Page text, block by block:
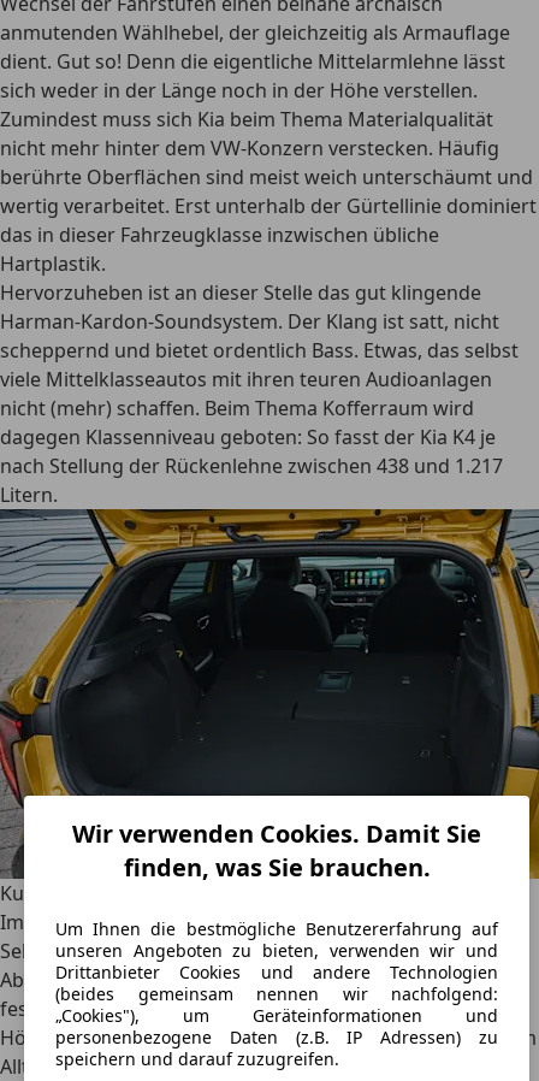
Wir verwenden Cookies. Damit Sie
finden, was Sie brauchen.
Um Ihnen die bestmögliche Benutzererfahrung auf
unseren Angeboten zu bieten, verwenden wir und
Drittanbieter Cookies und andere Technologien
(beides gemeinsam nennen wir nachfolgend:
„Cookies"), um Geräteinformationen und
personenbezogene Daten (z.B. IP Adressen) zu
speichern und darauf zuzugreifen.
anmutenden Wählhebel, der gleichzeitig als Armauflage
dient. Gut so! Denn die eigentliche Mittelarmlehne lässt
sich weder in der Länge noch in der Höhe verstellen.
Zumindest muss sich Kia beim Thema Materialqualität
nicht mehr hinter dem VW-Konzern verstecken. Häufig
berührte Oberflächen sind meist weich unterschäumt und
wertig verarbeitet. Erst unterhalb der Gürtellinie dominiert
das in dieser Fahrzeugklasse inzwischen übliche
Hartplastik.
Hervorzuheben ist an dieser Stelle das gut klingende
Harman-Kardon-Soundsystem. Der Klang ist satt, nicht
scheppernd und bietet ordentlich Bass. Etwas, das selbst
viele Mittelklasseautos mit ihren teuren Audioanlagen
nicht (mehr) schaffen. Beim Thema Kofferraum wird
dagegen Klassenniveau geboten: So fasst der Kia K4 je
nach Stellung der Rückenlehne zwischen 438 und 1.217
Litern.
Kurvenräuber mit fehlendem Kraftschluss
Im Fahrkapitel wird es dann allerdings etwas schwierig.
Selbst aus Sicht eines gewöhnlichen Autofahrers wirkt die
Abstimmung des Antriebs wenig gelungen. Um das
festzustellen, muss man nicht einmal die
Höchstgeschwindigkeit von 223 km/h erreichen. Bereits im
Alltagsverkehr fällt die mangelnde Harmonie auf. Der 150